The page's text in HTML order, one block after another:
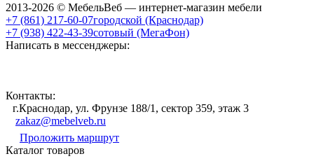
2013-2026 © МебельВеб — интернет-магазин мебели
+7 (861) 217-60-07городской (Краснодар)
+7 (938) 422-43-39сотовый (МегаФон)
Написать в мессенджеры:
Контакты:
г.Краснодар, ул. Фрунзе 188/1, сектор 359, этаж 3
zakaz@mebelveb.ru
Проложить маршрут
Каталог товаров